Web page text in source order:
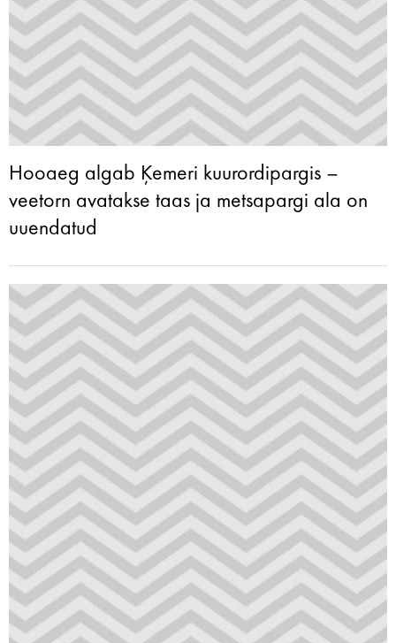
Hooaeg algab Ķemeri kuurordipargis –
veetorn avatakse taas ja metsapargi ala on
uuendatud